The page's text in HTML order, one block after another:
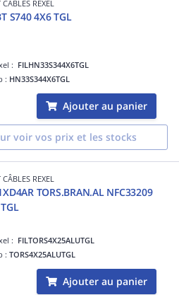
CÂBLES REXEL
S740 4X6 TGL
: FILHN33S344X6TGL
: HN33S344X6TGL
Ajouter au panier
voir vos prix et les stocks
CÂBLES REXEL
TORS.BRAN.AL NFC33209
: FILTORS4X25ALUTGL
:TORS4X25ALUTGL
Ajouter au panier